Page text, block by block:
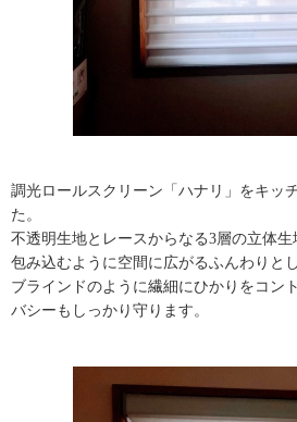
調光ロールスクリーン「ハナリ」をキッ
た。
不透明生地とレースからなる3層の立体生
包み込むように空間に広がるふんわりと
ブラインドのように繊細にひかりをコン
バシーもしっかり守ります。